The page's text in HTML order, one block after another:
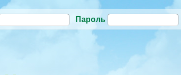
Перейти к
содержанию
Пароль